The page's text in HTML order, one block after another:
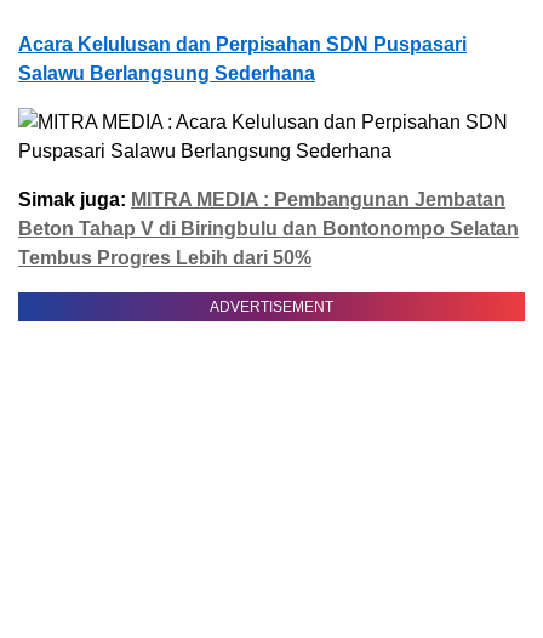
Acara Kelulusan dan Perpisahan SDN Puspasari
Salawu Berlangsung Sederhana
Simak juga: MITRA MEDIA : Pembangunan Jembatan
Beton Tahap V di Biringbulu dan Bontonompo Selatan
Tembus Progres Lebih dari 50%
ADVERTISEMENT